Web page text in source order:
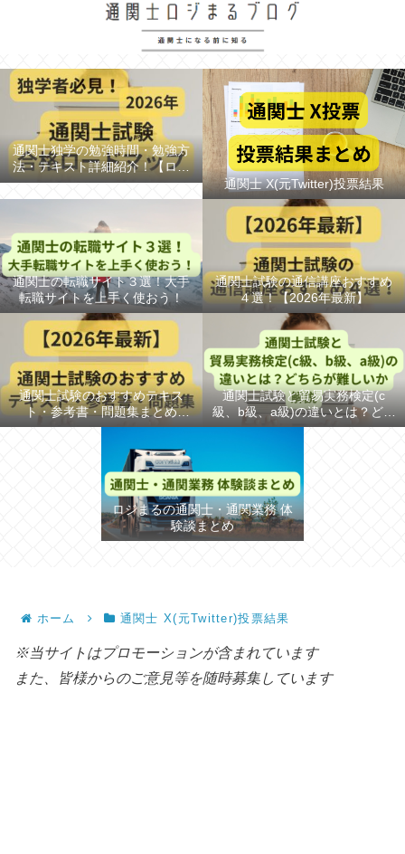
通関士独学の勉強時間・勉強方
法・テキスト詳細紹介！【ロー
ドマップ/スケジュール】
通関士 X(元Twitter)投票結果
通関士の転職サイト３選！大手
転職サイトを上手く使おう！
通関士試験の通信講座おすすめ
４選！【2026年最新】
通関士試験のおすすめテキス
ト・参考書・問題集まとめ
【2026年】
通関士試験と貿易実務検定(c
級、b級、a級)の違いとは？どち
らが難しいか解説
ロジまるの通関士・通関業務 体
験談まとめ
ホーム 通関士 X(元Twitter)投票結果
※当サイトはプロモーションが含まれています
また、皆様からのご意見等を随時募集しています